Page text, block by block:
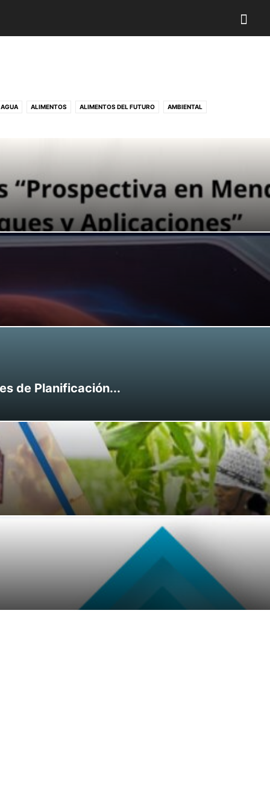
AGUA ALIMENTOS ALIMENTOS DEL FUTURO AMBIENTAL
CEREMONIA RECONOCIMIENTO
CULTURA CULTURA ANTICIPATORIA O PROSPECTIVA CUMBRE
EMPRESA ENCUENTRO INTERNACIONAL ENERGÍA ENTREVISTAS
EXPO PERÚ INDUSTRIAL EXPO- EXPOCOBRE 2026
de Planificación...